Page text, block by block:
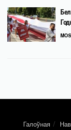
Галоўная